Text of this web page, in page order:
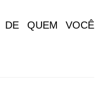
DE QUEM VOCÊ